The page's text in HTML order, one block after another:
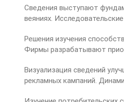
Сведения выступают
веяниях.
Решения изучения
Фирмы разрабатывают
Визуализация сведений
рекламных кампаний.